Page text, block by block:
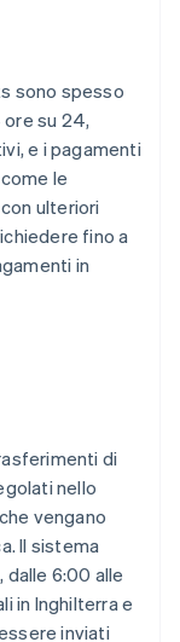
sono spesso
su 24,
e i pagamenti
le
ulteriori
fino a
in
di
nello
vengano
Il sistema
, dalle 6:00 alle
in Inghilterra e
inviati